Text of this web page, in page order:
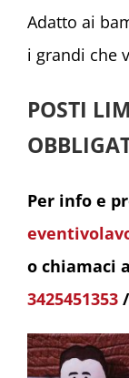
Adatto ai
i grandi che
POSTI
Per info e
o chiamaci
3425451353 /